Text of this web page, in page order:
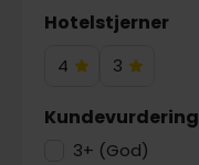
Hotelstjerner
4
4
3
3
Kundevurdering
3+ (God)